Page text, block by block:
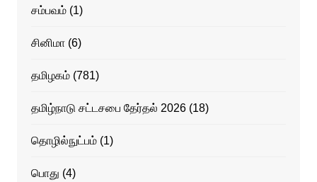
சம்பவம்(1)
சினிமா(6)
தமிழகம்(781)
தமிழ்நாடு சட்டசபை தேர்தல் 2026(18)
தொழில்நுட்பம்(1)
பொது (4)